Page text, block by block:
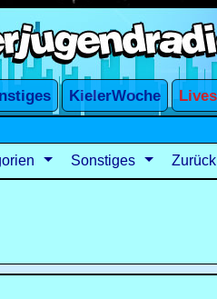
Sonstiges Zurück